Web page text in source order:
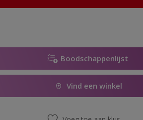
Boodschappenlijst
Vind een winkel